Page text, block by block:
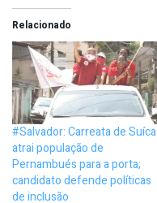
Relacionado
#Salvador: Carreata de Suíca
atrai população de
Pernambués para a porta;
candidato defende políticas
de inclusão